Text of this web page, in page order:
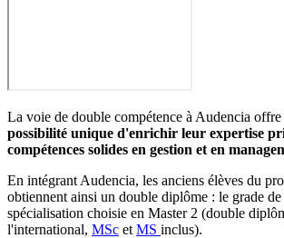
La voie de double compétence à Audencia
possibilité unique d'enrichir leur expertise
compétences solides en gestion et en
En intégrant Audencia, les anciens élèves du
obtiennent ainsi un double diplôme : le grade
spécialisation choisie en Master 2 (double
l'international, MSc et MS inclus).